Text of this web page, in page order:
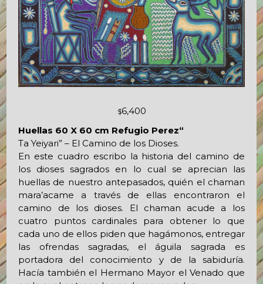
$6,400
Huellas 60 X 60 cm Refugio Perez“
Ta Yeiyari” – El Camino de los Dioses.
En este cuadro escribo la historia del camino de
los dioses sagrados en lo cual se aprecian las
huellas de nuestro antepasados, quién el chaman
mara’acame a través de ellas encontraron el
camino de los dioses. El chaman acude a los
cuatro puntos cardinales para obtener lo que
cada uno de ellos piden que hagámonos, entregar
las ofrendas sagradas, el águila sagrada es
portadora del conocimiento y de la sabiduría.
Hacía también el Hermano Mayor el Venado que